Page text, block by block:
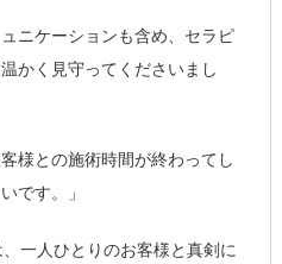
ニケーションも含め、セラピ
かく見守ってくださいまし
様との施術時間が終わってし
です。」
一人ひとりのお客様と真剣に